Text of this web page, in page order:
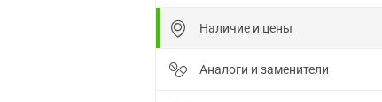
Наличие и цены
Аналоги и заменители